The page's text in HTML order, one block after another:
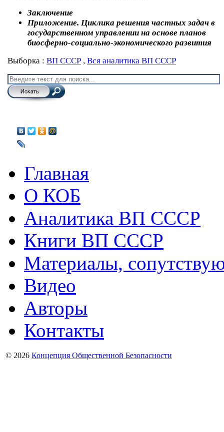
Заключение
Приложение. Циклика решения частных задач в
государственном управлении на основе планов
биосферно-социально-экономического развития
Выборка : ВП СССР , Вся аналитика ВП СССР
Главная
О КОБ
Аналитика ВП СССР
Книги ВП СССР
Материалы,
Видео
Авторы
Контакты
© 2026 Концепция Общественной Безопасности